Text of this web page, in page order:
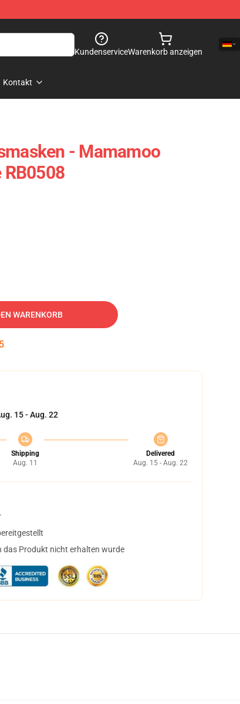
KundenserviceWarenkorb anzeigen
Kontakt
- Mamamoo
RB0508
WARENKORB
15 - Aug. 22
Shipping
Aug. 11
Delivered
Aug. 15 - Aug. 22
Produkt nicht erhalten wurde